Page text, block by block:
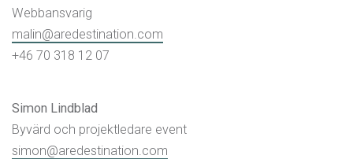
Webbansvarig
malin@aredestination.com
+46 70 318 12 07
Simon Lindblad
Byvärd och projektledare event
simon@aredestination.com